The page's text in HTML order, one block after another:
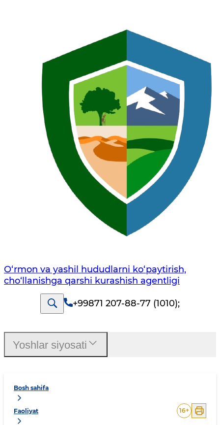
O‘rmon va yashil hududlarni ko‘paytirish,
cho‘llanishga qarshi kurashish agentligi
+99871 207-88-77 (1010);
Bosh sahifa
Faoliyat 16+
Yoshlar siyosati